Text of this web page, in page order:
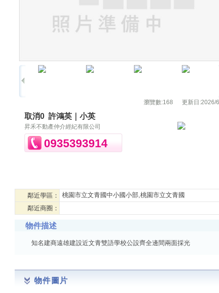
瀏覽數:168 更新日:2026/
取消0 許鴻英｜小英
昇禾不動產仲介經紀有限公司
0935393914
鄰近學區：
桃園市立文青國中小國小部,桃園市立文青國
鄰近商圈：
物件描述
知名建商遠雄建設近文青雙語學校公設齊全邊間兩面採光
物件圖片